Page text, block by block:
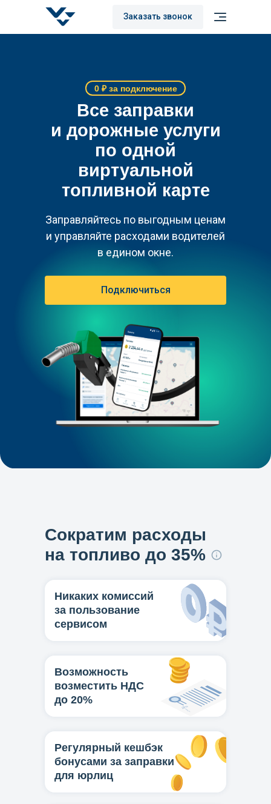
Заказать звонок
Все заправки
и дорожные услуги
по одной
виртуальной
топливной карте
Подключиться
Заправляйтесь по выгодным ценам
и управляйте расходами водителей
в едином окне.
0 ₽ за подключение
Никаких комиссий
за пользование
сервисом
Возможность
возместить НДС
до 20%
Сократим расходы
на топливо до 35%
Регулярный кешбэк
бонусами за заправки
для юрлиц